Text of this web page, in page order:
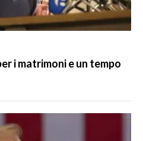
i matrimoni e un tempo